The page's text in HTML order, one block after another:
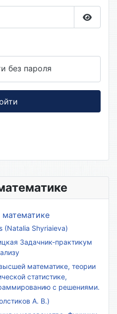
(Natalia Shyriaieva)
Задачник-практикум
математике, теории
статистике,
с решениями.
А. В.)
без пароля